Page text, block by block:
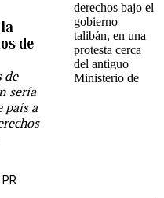
de
de
sería
país a